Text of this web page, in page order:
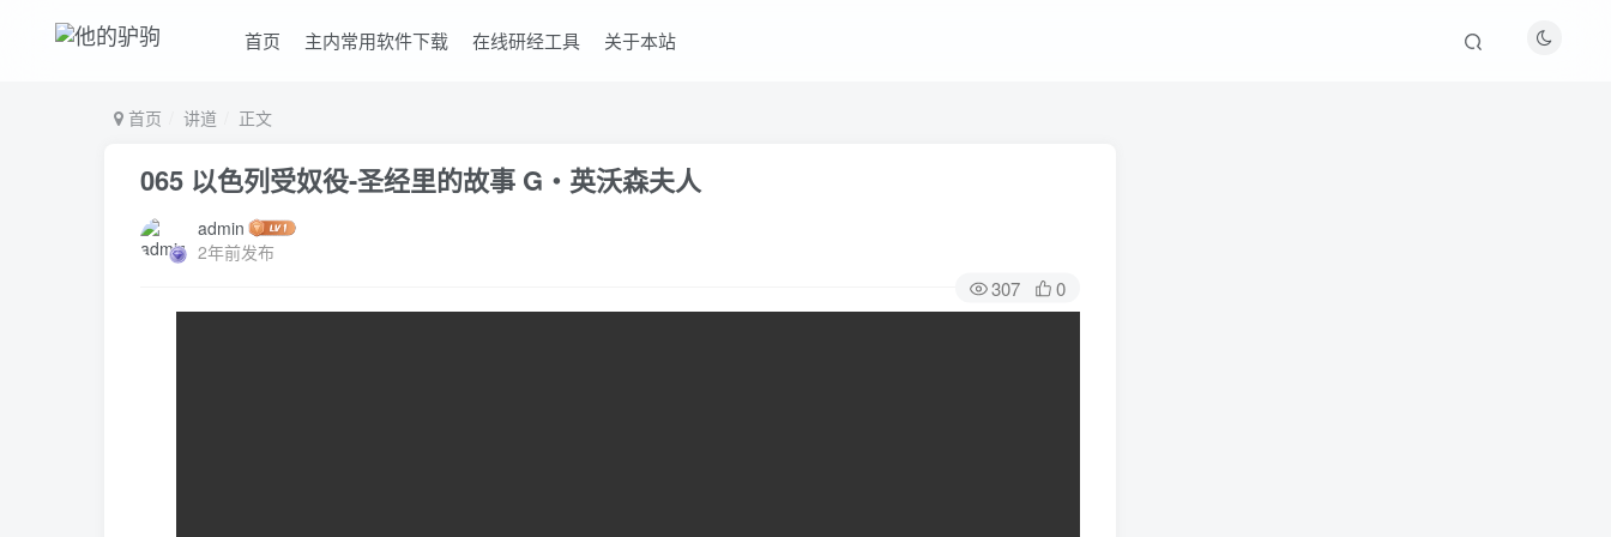
首页 主内常用软件下载 在线研经工具 关于本站
首页 讲道 正文
065 以色列受奴役-圣经里的故事 G‧英沃森夫人
admin
2年前发布
307 0